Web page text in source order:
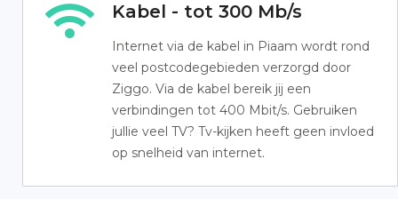
Kabel - tot 300 Mb/s
Internet via de kabel in Piaam wordt rond
veel postcodegebieden verzorgd door
Ziggo. Via de kabel bereik jij een
verbindingen tot 400 Mbit/s. Gebruiken
jullie veel TV? Tv-kijken heeft geen invloed
op snelheid van internet.